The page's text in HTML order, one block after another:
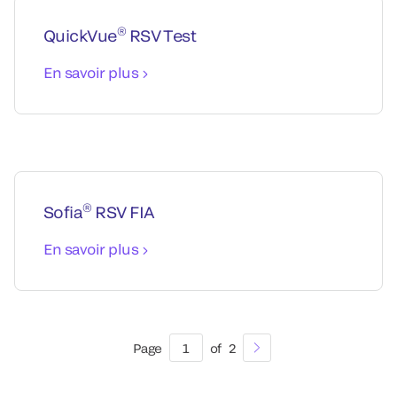
QuickVue® RSV Test
En savoir plus
Sofia® RSV FIA
En savoir plus
Page 1 of 2